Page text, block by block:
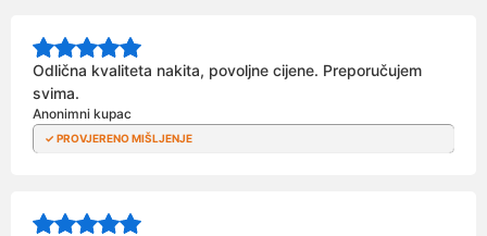
Odlična kvaliteta nakita, povoljne cijene. Preporučujem
svima.
Anonimni kupac